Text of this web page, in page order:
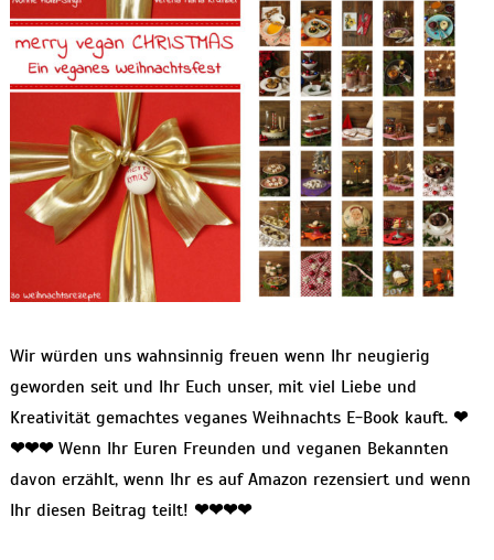
Wir würden uns wahnsinnig freuen wenn Ihr neugierig
geworden seit und Ihr Euch unser, mit viel Liebe und
Kreativität gemachtes veganes Weihnachts E-Book kauft. ❤
❤❤❤ Wenn Ihr Euren Freunden und veganen Bekannten
davon erzählt, wenn Ihr es auf Amazon rezensiert und wenn
Ihr diesen Beitrag teilt! ❤❤❤❤